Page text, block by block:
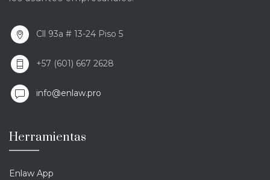
Cll 93a # 13-24 Piso 5
+57 (601) 667 2628
info@enlaw.pro
Herramientas
Enlaw App